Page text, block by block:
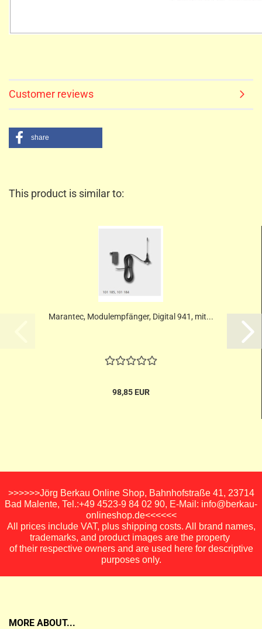
Customer reviews
share
This product is similar to:
Marantec, Modulempfänger, Digital 941, mit...
98,85 EUR
>>>>>>Jörg Berkau Online Shop, Bahnhofstraße 41, 23714
Bad Malente, Tel.:+49 4523-9 84 02 90, E-Mail: info@berkau-
onlineshop.de<<<<<<
All prices include VAT, plus shipping costs. All brand names,
trademarks, and product images are the property
of their respective owners and are used here for descriptive
purposes only.
MORE ABOUT...